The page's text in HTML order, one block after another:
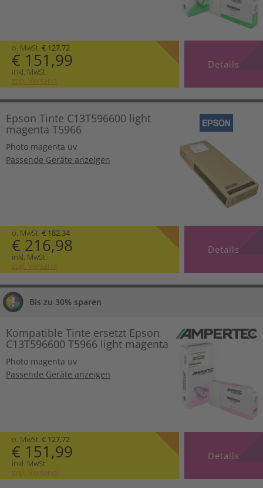
o. MwSt. € 127,72
€ 151,99
inkl. MwSt.
zzgl. Versand
Details
Epson Tinte C13T596600 light
magenta T5966
Photo magenta uv
Passende Geräte anzeigen
o. MwSt. € 182,34
€ 216,98
inkl. MwSt.
zzgl. Versand
Details
Bis zu 30% sparen
Kompatible Tinte ersetzt Epson
C13T596600 T5966 light magenta
Photo magenta uv
Passende Geräte anzeigen
o. MwSt. € 127,72
€ 151,99
inkl. MwSt.
zzgl. Versand
Details